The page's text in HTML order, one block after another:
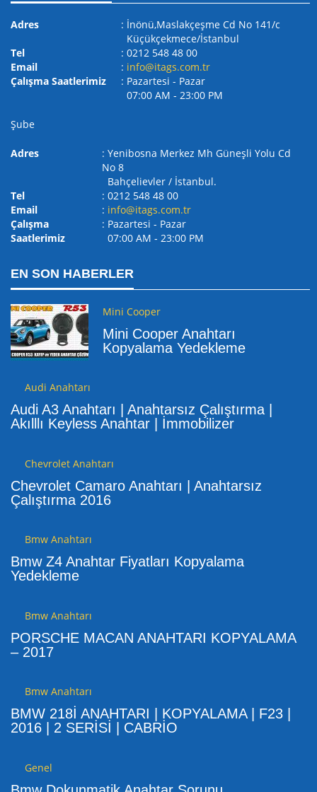
Adres
: İnönü,Maslakçeşme Cd No 141/c
Küçükçekmece/İstanbul
Tel
: 0212 548 48 00
Email
: info@itags.com.tr
Çalışma Saatlerimiz
: Pazartesi - Pazar
07:00 AM ‐ 23:00 PM
Şube
Adres
: Yenibosna Merkez Mh Güneşli Yolu Cd
No 8
Bahçelievler / İstanbul.
Tel
: 0212 548 48 00
Email
: info@itags.com.tr
Çalışma
Saatlerimiz
: Pazartesi - Pazar
07:00 AM ‐ 23:00 PM
EN SON HABERLER
Mini Cooper
Mini Cooper Anahtarı
Kopyalama Yedekleme
Audi Anahtarı
Audi A3 Anahtarı | Anahtarsız Çalıştırma |
Akılllı Keyless Anahtar | İmmobilizer
Chevrolet Anahtarı
Chevrolet Camaro Anahtarı | Anahtarsız
Çalıştırma 2016
Bmw Anahtarı
Bmw Z4 Anahtar Fiyatları Kopyalama
Yedekleme
Bmw Anahtarı
PORSCHE MACAN ANAHTARI KOPYALAMA
– 2017
Bmw Anahtarı
BMW 218İ ANAHTARI | KOPYALAMA | F23 |
2016 | 2 SERİSİ | CABRİO
Genel